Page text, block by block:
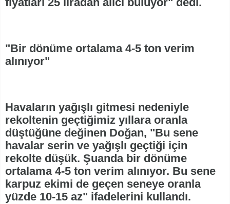
"Bir dönüme ortalama 4-5 ton verim
alınıyor"
Havaların yağışlı gitmesi nedeniyle
rekoltenin geçtiğimiz yıllara oranla
düştüğüne değinen Doğan, "Bu sene
havalar serin ve yağışlı geçtiği için
rekolte düşük. Şuanda bir dönüme
ortalama 4-5 ton verim alınıyor. Bu sene
karpuz ekimi de geçen seneye oranla
yüzde 10-15 az" ifadelerini kullandı.